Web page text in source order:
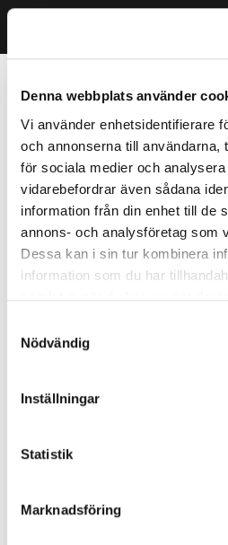
Denna webbplats använder
Vi använder enhetsidentifierare
och annonserna till användarna,
för sociala medier och
vidarebefordrar även sådana
information från din enhet till de
annons- och analysföretag som
Dessa kan i sin tur kombinera
information som du har
Nödvändig
Inställningar
Statistik
Marknadsföring